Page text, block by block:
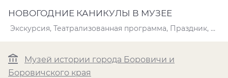
НОВОГОДНИЕ КАНИКУЛЫ В МУЗЕЕ
Экскурсия, Театрализованная программа, Праздник, Игра, квест
Музей истории города Боровичи и
Боровичского края